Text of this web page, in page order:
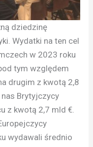
dziedzinę
Wydatki na ten cel
w 2023 roku
tym względem
drugim z kwotą 2,8
Brytyjczycy
z kwotą 2,7 mld €.
wydawali średnio